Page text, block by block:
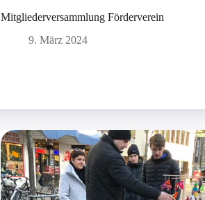
Mitgliederversammlung Förderverein
9. März 2024